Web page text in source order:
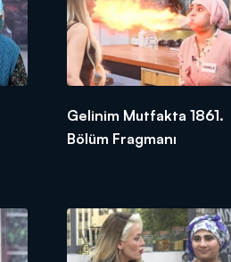
Gelinim Mutfakta 1861.
Bölüm Fragmanı